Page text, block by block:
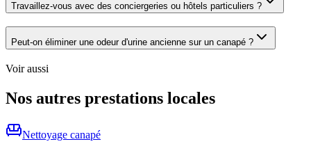
Travaillez-vous avec des conciergeries ou hôtels particuliers ?
Peut-on éliminer une odeur d'urine ancienne sur un canapé ?
Voir aussi
Nos autres prestations locales
Nettoyage canapé